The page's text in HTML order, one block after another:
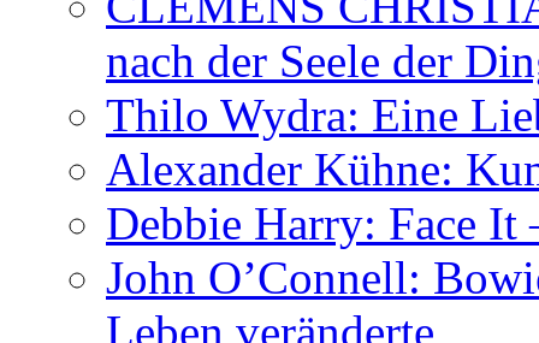
nach der Seele der
Thilo Wydra: Eine
Alexander Kühne:
Debbie Harry: Face
John O’Connell:
Leben veränderte